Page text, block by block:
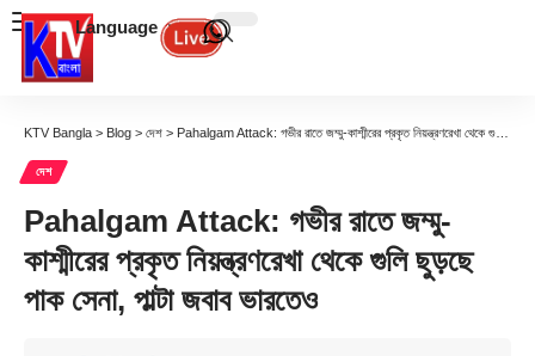
Language
KTV Bangla > Blog > দেশ > Pahalgam Attack: গভীর রাতে জম্মু-কাশ্মীরের প্রকৃত নিয়ন্ত্রণরেখা থেকে গুলি ছুড়ছে পাক সেনা, পাল্টা জবাব ভারতেও
দেশ
Pahalgam Attack: গভীর রাতে জম্মু-
কাশ্মীরের প্রকৃত নিয়ন্ত্রণরেখা থেকে গুলি ছুড়ছে
পাক সেনা, পাল্টা জবাব ভারতেও